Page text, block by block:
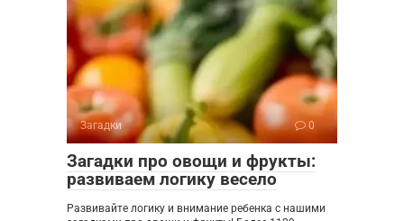
Загадки 0
Загадки про овощи и фрукты:
развиваем логику весело
Развивайте логику и внимание ребенка с нашими